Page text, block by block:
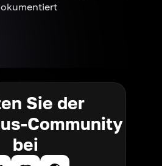
Sie der
Community
bei